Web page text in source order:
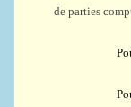
de parties